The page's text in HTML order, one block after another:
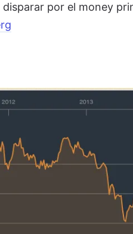
disparar por el money